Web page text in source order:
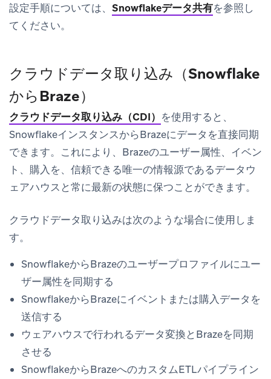
設定手順については、 Snowflakeデータ共有を参照し
てください。
クラウドデータ取り込み（Snowflake
からBraze）
クラウドデータ取り込み（CDI） を使用すると、
SnowflakeインスタンスからBrazeにデータを直接同期
できます。これにより、Brazeのユーザー属性、イベン
ト、購入を、信頼できる唯一の情報源であるデータウ
ェアハウスと常に最新の状態に保つことができます。
クラウドデータ取り込みは次のような場合に使用しま
す。
SnowflakeからBrazeのユーザープロファイルにユー
ザー属性を同期する
SnowflakeからBrazeにイベントまたは購入データを
送信する
ウェアハウスで行われるデータ変換とBrazeを同期
させる
SnowflakeからBrazeへのカスタムETLパイプライン